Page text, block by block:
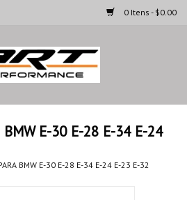
0 Itens - $0.00
E-30 E-28 E-34 E-24
BMW E-30 E-28 E-34 E-24 E-23 E-32